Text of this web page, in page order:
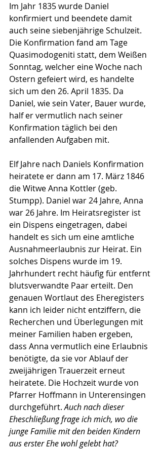
Im Jahr 1835 wurde Daniel
konfirmiert und beendete damit
auch seine siebenjährige Schulzeit.
Die Konfirmation fand am Tage
Quasimodogeniti statt, dem Weißen
Sonntag, welcher eine Woche nach
Ostern gefeiert wird, es handelte
sich um den 26. April 1835. Da
Daniel, wie sein Vater, Bauer wurde,
half er vermutlich nach seiner
Konfirmation täglich bei den
anfallenden Aufgaben mit.
Elf Jahre nach Daniels Konfirmation
heiratete er dann am 17. März 1846
die Witwe Anna Kottler (geb.
Stumpp). Daniel war 24 Jahre, Anna
war 26 Jahre. Im Heiratsregister ist
ein Dispens eingetragen, dabei
handelt es sich um eine amtliche
Ausnahmeerlaubnis zur Heirat. Ein
solches Dispens wurde im 19.
Jahrhundert recht häufig für entfernt
blutsverwandte Paar erteilt. Den
genauen Wortlaut des Eheregisters
kann ich leider nicht entziffern, die
Recherchen und Überlegungen mit
meiner Familien haben ergeben,
dass Anna vermutlich eine Erlaubnis
benötigte, da sie vor Ablauf der
zweijährigen Trauerzeit erneut
heiratete. Die Hochzeit wurde von
Pfarrer Hoffmann in Unterensingen
durchgeführt. Auch nach dieser
Eheschließung frage ich mich, wo die
junge Familie mit den beiden Kindern
aus erster Ehe wohl gelebt hat?